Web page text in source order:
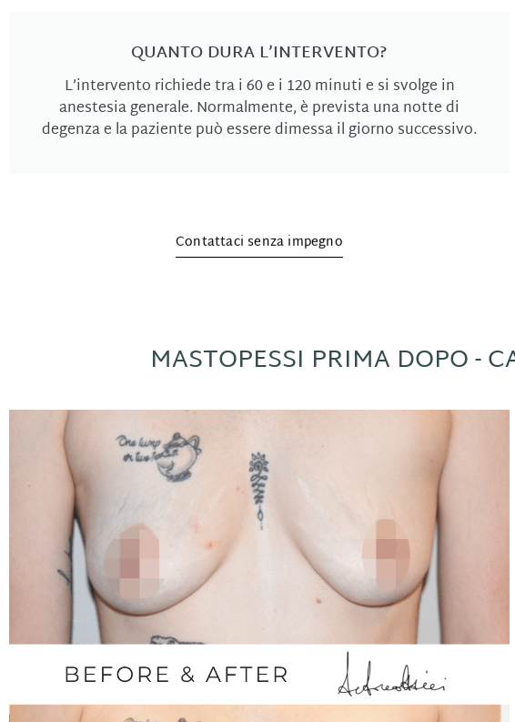
QUANTO DURA L’INTERVENTO?
L’intervento richiede tra i 60 e i 120 minuti e si svolge in
anestesia generale. Normalmente, è prevista una notte di
degenza e la paziente può essere dimessa il giorno successivo.
Contattaci senza impegno
MASTOPESSI PRIMA DOPO -